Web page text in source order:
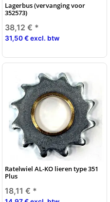
Lagerbus (vervanging voor
352573)
38,12 € *
31,50 € excl. btw
Ratelwiel AL-KO lieren type 351
Plus
18,11 € *